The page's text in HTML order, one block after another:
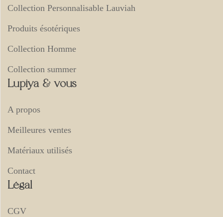
Collection Personnalisable Lauviah
Produits ésotériques
Collection Homme
Collection summer
Lupiya & vous
A propos
Meilleures ventes
Matériaux utilisés
Contact
Légal
CGV